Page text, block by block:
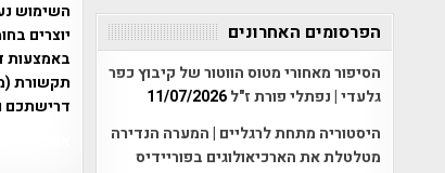
יוצרים
תקשורת
דרישתכם
הפרסומים האחרונים
הסיפור מאחורי מטוס הווטור של קיבוץ כפר
גלעדי | נפתלי פורת ז"ל11/07/2026
היסטוריה מתחת לרגליים | המערה הנדירה
מטלטלת את הארכיאולוגים בפוריידיס